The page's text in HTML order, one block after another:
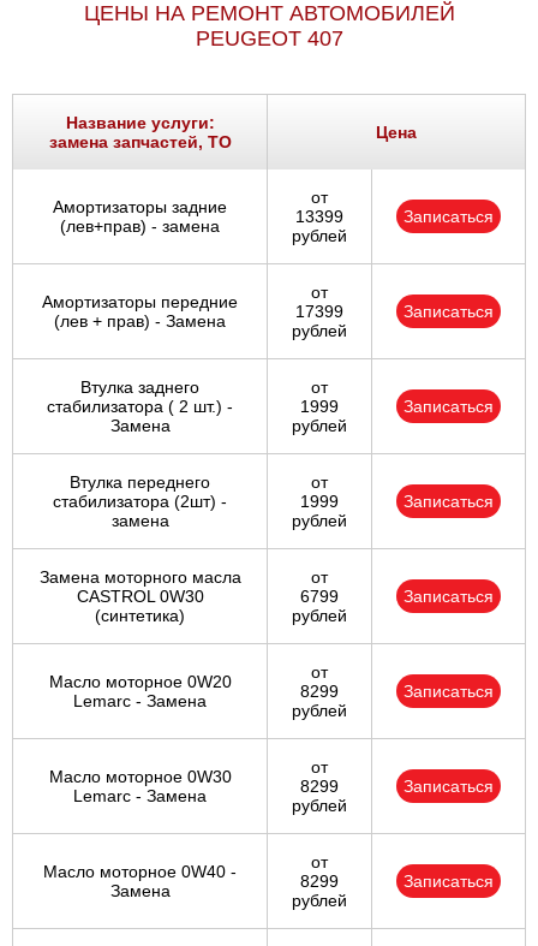
Петрозаводск
Ростов-на-Дону
Самара
Санкт-Петербург
Саратов
Солнцево
Сочи
Сургут
Тольятти
Тула
Тюмень
Челябинск
Череповец
Ярославль
ЦЕНЫ НА РЕМОНТ АВТОМОБИЛЕЙ
PEUGEOT 407
Название услуги:
замена запчастей, ТО
Цена
Амортизаторы задние
(лев+прав) - замена
от
13399
рублей
Записаться
Амортизаторы передние
(лев + прав) - Замена
от
17399
рублей
Записаться
Втулка заднего
стабилизатора ( 2 шт.) -
Замена
от
1999
рублей
Записаться
Втулка переднего
стабилизатора (2шт) -
замена
от
1999
рублей
Записаться
Замена моторного масла
CASTROL 0W30
(синтетика)
от
6799
рублей
Записаться
Масло моторное 0W20
Lemarc - Замена
от
8299
рублей
Записаться
Масло моторное 0W30
Lemarc - Замена
от
8299
рублей
Записаться
Масло моторное 0W40 -
Замена
от
8299
рублей
Записаться